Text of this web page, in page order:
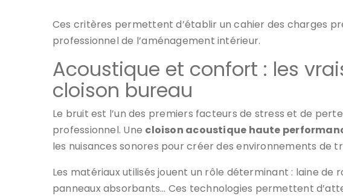
Ces critères permettent d’établir un cahier des charges
professionnel de l’aménagement intérieur.
Acoustique et confort : les
cloison bureau
Le bruit est l’un des premiers facteurs de stress et de
professionnel. Une cloison acoustique haute
les nuisances sonores pour créer des environnements de
Les matériaux utilisés jouent un rôle déterminant : laine de
panneaux absorbants… Ces technologies permettent